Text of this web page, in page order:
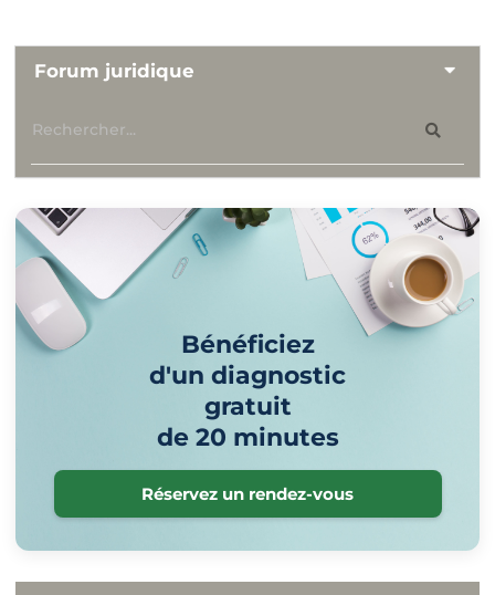
Forum juridique
Bénéficiez
d'un diagnostic
gratuit
de 20 minutes
Réservez un rendez-vous